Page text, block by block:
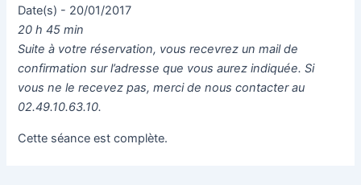
Date(s) - 20/01/2017
20 h 45 min
Suite à votre réservation, vous recevrez un mail de
confirmation sur l’adresse que vous aurez indiquée. Si
vous ne le recevez pas, merci de nous contacter au
02.49.10.63.10.
Cette séance est complète.